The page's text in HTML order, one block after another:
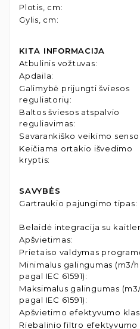
Plotis, cm:
Gylis, cm:
KITA INFORMACIJA
Atbulinis vožtuvas:
Apdaila:
Galimybė prijungti šviesos
reguliatorių:
Baltos šviesos atspalvio
reguliavimas:
Savarankiško veikimo
Keičiama ortakio išvedimo
kryptis:
SAVYBĖS
Gartraukio pajungimo tipas:
Belaidė integracija su
Apšvietimas:
Prietaiso valdymas
Minimalus galingumas (m3/h,
pagal IEC 61591):
Maksimalus galingumas (m3/
pagal IEC 61591):
Apšvietimo efektyvumo
Riebalinio filtro efektyvumo